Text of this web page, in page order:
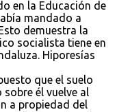
en la Educación de
mandado a
demuestra la
socialista tiene en
Hiporesías
que el suelo
él vuelve al
a propiedad del